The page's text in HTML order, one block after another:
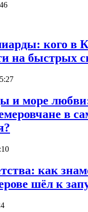
кого в
на быстрых
и море
в
как
шёл к